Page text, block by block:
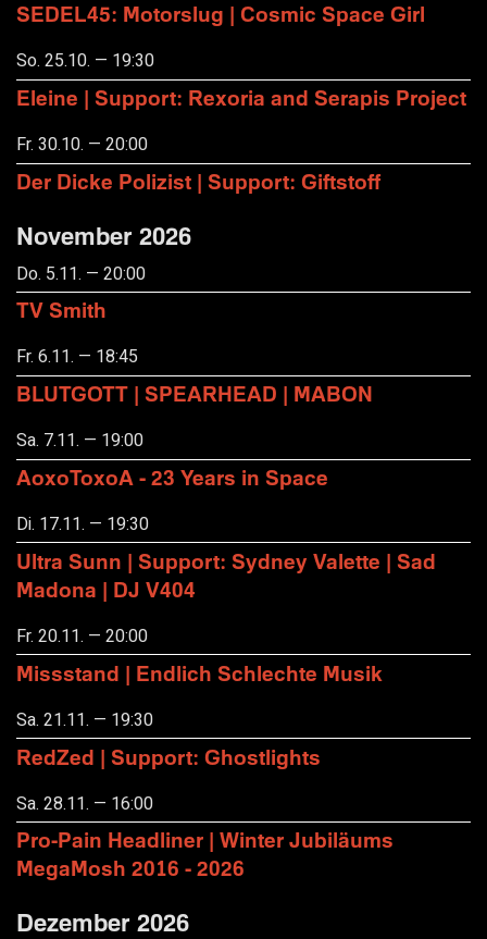
SEDEL45: Motorslug | Cosmic Space Girl
So. 25.10. — 19:30
Eleine | Support: Rexoria and Serapis Project
Fr. 30.10. — 20:00
Der Dicke Polizist | Support: Giftstoff
November 2026
Do. 5.11. — 20:00
TV Smith
Fr. 6.11. — 18:45
BLUTGOTT | SPEARHEAD | MABON
Sa. 7.11. — 19:00
AoxoToxoA - 23 Years in Space
Di. 17.11. — 19:30
Ultra Sunn | Support: Sydney Valette | Sad
Madona | DJ V404
Fr. 20.11. — 20:00
Missstand | Endlich Schlechte Musik
Sa. 21.11. — 19:30
RedZed | Support: Ghostlights
Sa. 28.11. — 16:00
Pro-Pain Headliner | Winter Jubiläums
MegaMosh 2016 - 2026
Dezember 2026